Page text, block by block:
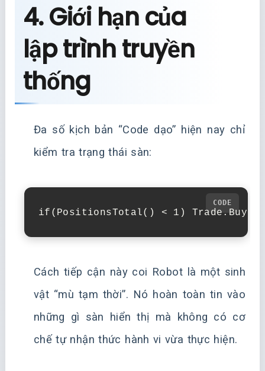
4. Giới hạn của
lập trình truyền
thống
Đa số kịch bản “Code dạo” hiện nay chỉ
kiểm tra trạng thái sàn:
if(PositionsTotal() < 1)
Cách tiếp cận này coi Robot là một sinh
vật “mù tạm thời”. Nó hoàn toàn tin vào
những gì sàn hiển thị mà không có cơ
chế tự nhận thức hành vi vừa thực hiện.